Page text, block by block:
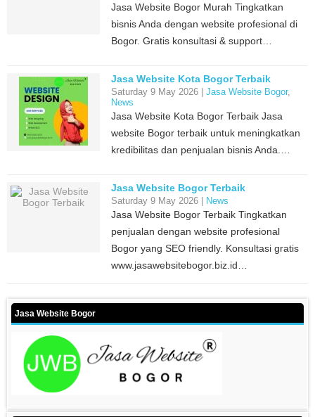
Jasa Website Bogor Murah Tingkatkan
bisnis Anda dengan website profesional di
Bogor. Gratis konsultasi & support…
Jasa Website Kota Bogor Terbaik
Saturday 9 May 2026 | Jasa Website Bogor,
News
Jasa Website Kota Bogor Terbaik Jasa
website Bogor terbaik untuk meningkatkan
kredibilitas dan penjualan bisnis Anda.…
Jasa Website Bogor Terbaik
Saturday 9 May 2026 | News
Jasa Website Bogor Terbaik Tingkatkan
penjualan dengan website profesional
Bogor yang SEO friendly. Konsultasi gratis
www.jasawebsitebogor.biz.id…
Jasa Website Bogor